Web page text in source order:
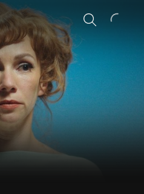
Sök